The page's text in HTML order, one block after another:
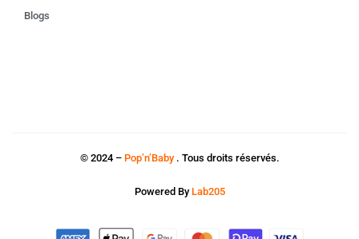
Blogs
© 2024 – Pop’n’Baby. Tous droits réservés.
Powered By Lab205